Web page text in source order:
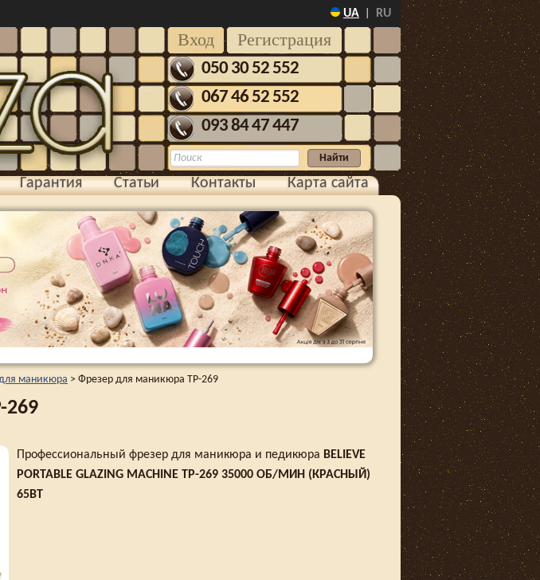
UA RU
Регистрация
Вход
050 30 52 552
067 46 52 552
093 84 47 447
Гарантия Статьи Контакты Карта сайта
маникюра > Фрезер для маникюра TP-269
269
Профессиональный фрезер для маникюра и педикюра BELIEVE
PORTABLE GLAZING MACHINE TP-269 35000 ОБ/МИН (КРАСНЫЙ)
65ВТ